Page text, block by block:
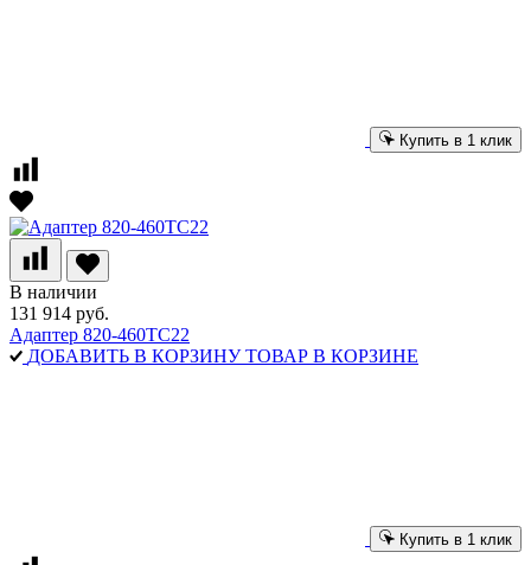
Купить в 1 клик
В наличии
131 914 руб.
Адаптер 820-460TC22
ДОБАВИТЬ В КОРЗИНУ ТОВАР В КОРЗИНЕ
Купить в 1 клик